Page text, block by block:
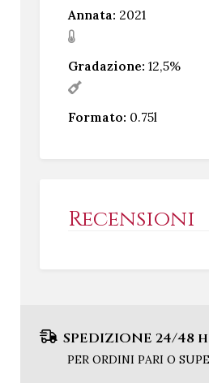
Annata: 2021
Gradazione: 12,5%
Formato: 0.75l
Recensioni
SPEDIZIONE 24/48
PER ORDINI PARI O